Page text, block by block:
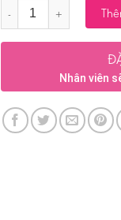
Số lượng
Nhân viên